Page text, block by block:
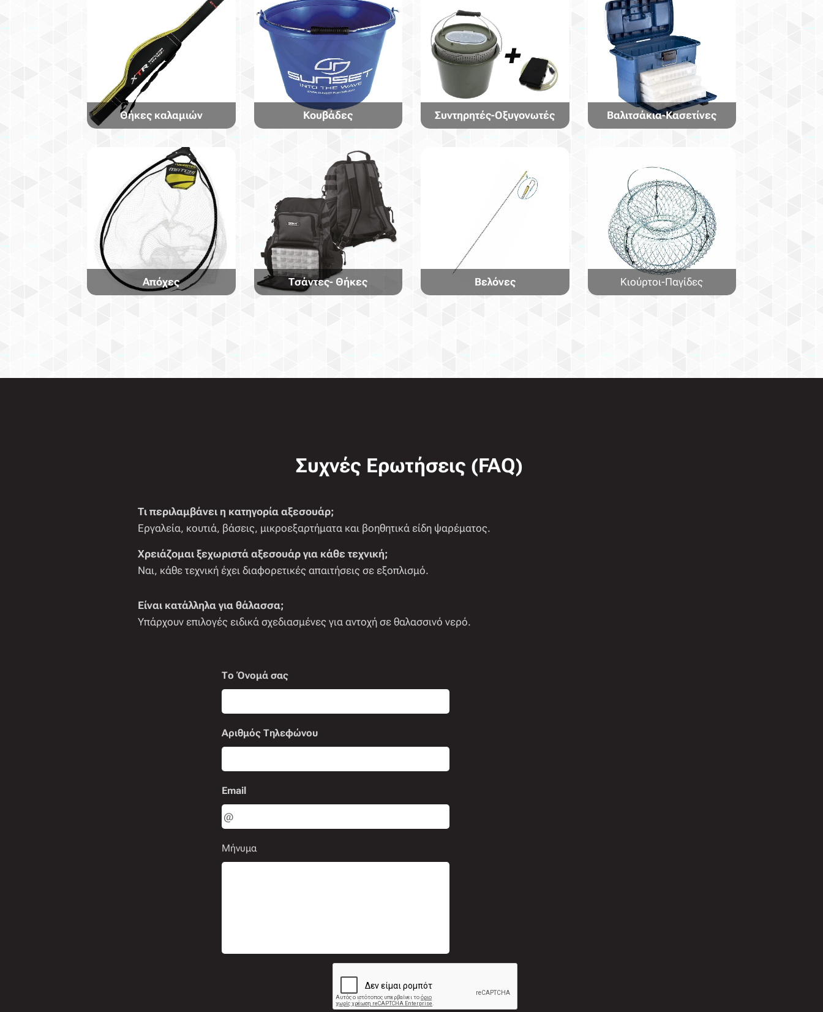
Θήκες καλαμιών Κουβάδες Συντηρητές-Οξυγονωτές Βαλιτσάκια-Κασετίνες
Απόχες Τσάντες- Θήκες Βελόνες Κιούρτοι-Παγίδες
Συχνές Ερωτήσεις (FAQ)
Τι περιλαμβάνει η κατηγορία αξεσουάρ;
Εργαλεία, κουτιά, βάσεις, μικροεξαρτήματα και βοηθητικά είδη ψαρέματος.
Χρειάζομαι ξεχωριστά αξεσουάρ για κάθε τεχνική;
Ναι, κάθε τεχνική έχει διαφορετικές απαιτήσεις σε εξοπλισμό.
Είναι κατάλληλα για θάλασσα;
Υπάρχουν επιλογές ειδικά σχεδιασμένες για αντοχή σε θαλασσινό νερό.
Το Όνομά σας
Αριθμός Τηλεφώνου
Email
Μήνυμα